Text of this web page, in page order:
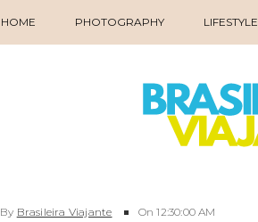
HOME PHOTOGRAPHY LIFESTYLE
By Brasileira Viajante On 12:30:00 AM